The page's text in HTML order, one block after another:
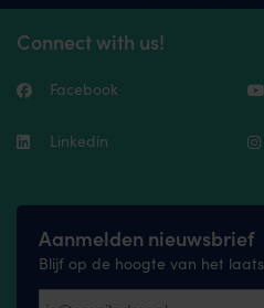
Connect with us!
Facebook
Linkedin
Aanmelden nieuwsbrief
Blijf op de hoogte van het